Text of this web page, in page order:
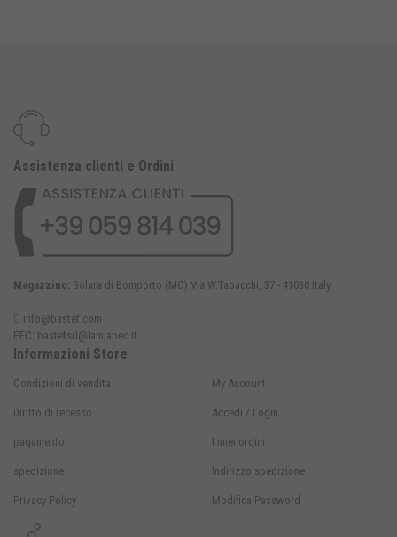
Assistenza clienti e Ordini
Magazzino: Solara di Bomporto (MO) Via W.Tabacchi, 37 - 41030 Italy
info@bastef.com
PEC: bastefsrl@lamiapec.it
Informazioni Store
Condizioni di vendita
Diritto di recesso
pagamento
spedizione
Privacy Policy
My Account
Accedi / Login
I miei ordini
Indirizzo spedizione
Modifica Password